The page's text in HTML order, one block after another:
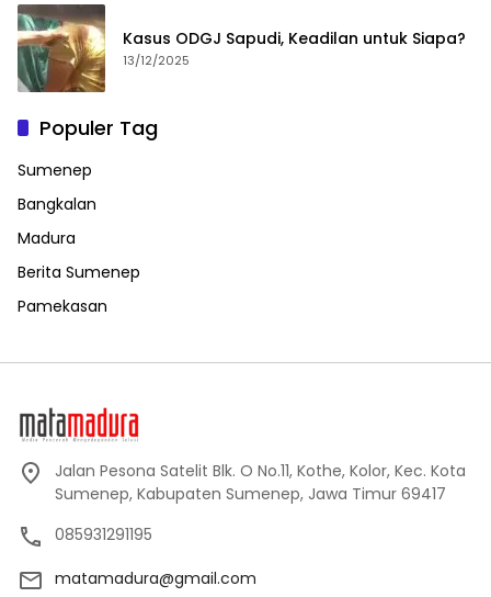
Kasus ODGJ Sapudi, Keadilan untuk Siapa?
13/12/2025
Populer Tag
Sumenep
Bangkalan
Madura
Berita Sumenep
Pamekasan
Jalan Pesona Satelit Blk. O No.11, Kothe, Kolor, Kec. Kota
Sumenep, Kabupaten Sumenep, Jawa Timur 69417
085931291195
matamadura@gmail.com